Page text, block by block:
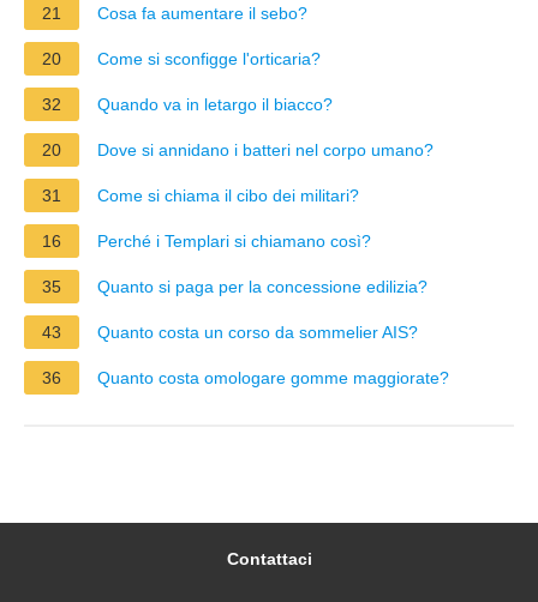
21 Cosa fa aumentare il sebo?
20 Come si sconfigge l'orticaria?
32 Quando va in letargo il biacco?
20 Dove si annidano i batteri nel corpo umano?
31 Come si chiama il cibo dei militari?
16 Perché i Templari si chiamano così?
35 Quanto si paga per la concessione edilizia?
43 Quanto costa un corso da sommelier AIS?
36 Quanto costa omologare gomme maggiorate?
Contattaci